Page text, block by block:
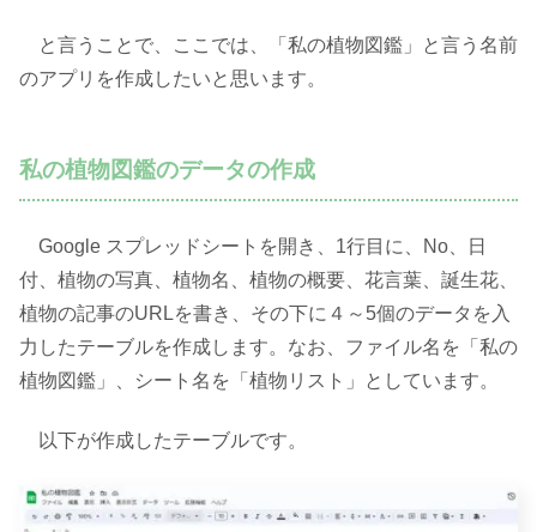
と言うことで、ここでは、「私の植物図鑑」と言う名前
のアプリを作成したいと思います。
私の植物図鑑のデータの作成
Google スプレッドシートを開き、1行目に、No、日
付、植物の写真、植物名、植物の概要、花言葉、誕生花、
植物の記事のURLを書き、その下に４～5個のデータを入
力したテーブルを作成します。なお、ファイル名を「私の
植物図鑑」、シート名を「植物リスト」としています。
以下が作成したテーブルです。